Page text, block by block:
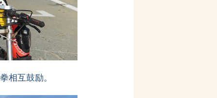
相互鼓励。